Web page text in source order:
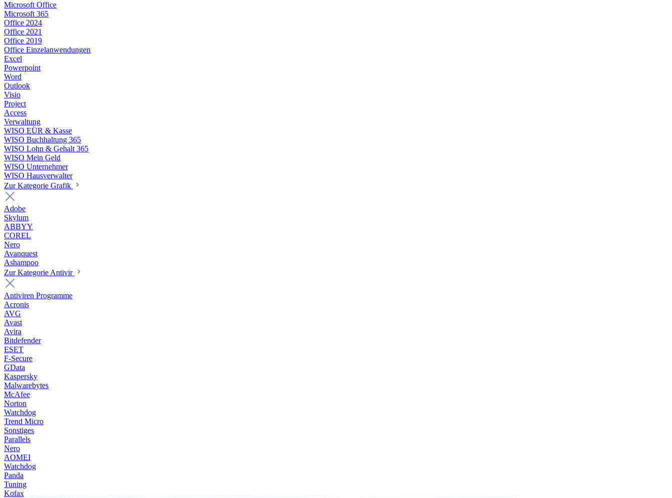
Microsoft Office
Microsoft 365
Office 2024
Office 2021
Office 2019
Office Einzelanwendungen
Excel
Powerpoint
Word
Outlook
Visio
Project
Access
Verwaltung
WISO EÜR & Kasse
WISO Buchhaltung 365
WISO Lohn & Gehalt 365
WISO Mein Geld
WISO Unternehmer
WISO Hausverwalter
Zur Kategorie Grafik
Adobe
Skylum
ABBYY
COREL
Nero
Avanquest
Ashampoo
Zur Kategorie Antivir
Antiviren Programme
Acronis
AVG
Avast
Avira
Bitdefender
ESET
F-Secure
GData
Kaspersky
Malwarebytes
McAfee
Norton
Watchdog
Trend Micro
Sonstiges
Parallels
Nero
AOMEI
Watchdog
Panda
Tuning
Kofax